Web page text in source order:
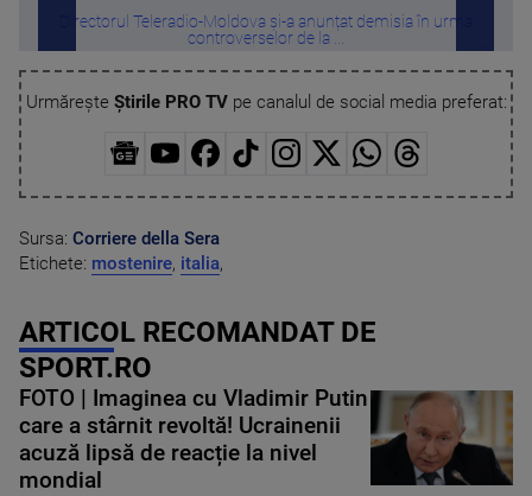
Directorul Teleradio-Moldova și-a anunțat demisia în urma
controverselor de la ...
Urmărește Știrile PRO TVpe canalul de social media preferat:
Sursa: Corriere della Sera
Etichete: mostenire, italia,
ARTICOL RECOMANDAT DE
SPORT.RO
FOTO | Imaginea cu Vladimir Putin
care a stârnit revoltă! Ucrainenii
acuză lipsă de reacție la nivel
mondial